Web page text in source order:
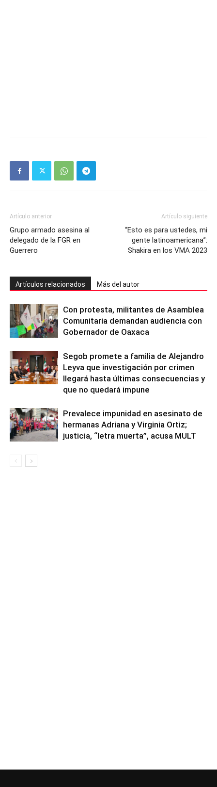
Artículo anterior
Grupo armado asesina al
delegado de la FGR en
Guerrero
Artículo siguiente
“Esto es para ustedes, mi
gente latinoamericana”:
Shakira en los VMA 2023
Artículos relacionados Más del autor
Con protesta, militantes de Asamblea
Comunitaria demandan audiencia con
Gobernador de Oaxaca
Segob promete a familia de Alejandro
Leyva que investigación por crimen
llegará hasta últimas consecuencias y
que no quedará impune
Prevalece impunidad en asesinato de
hermanas Adriana y Virginia Ortiz;
justicia, “letra muerta”, acusa MULT